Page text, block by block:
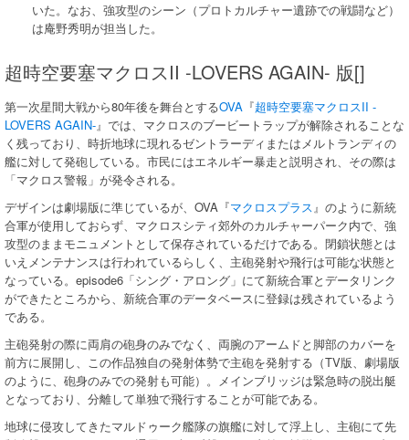
いた。なお、強攻型のシーン（プロトカルチャー遺跡での戦闘など）
は庵野秀明が担当した。
超時空要塞マクロスII -LOVERS AGAIN- 版[]
第一次星間大戦から80年後を舞台とするOVA 『超時空要塞マクロスII -
LOVERS AGAIN-』では、マクロスのブービートラップが解除されることな
く残っており、時折地球に現れるゼントラーディまたはメルトランディの
艦に対して発砲している。市民にはエネルギー暴走と説明され、その際は
「マクロス警報」が発令される。
デザインは劇場版に準じているが、OVA『マクロスプラス』のように新統
合軍が使用しておらず、マクロスシティ郊外のカルチャーパーク内で、強
攻型のままモニュメントとして保存されているだけである。閉鎖状態とは
いえメンテナンスは行われているらしく、主砲発射や飛行は可能な状態と
なっている。episode6「シング・アロング」にて新統合軍とデータリンク
ができたところから、新統合軍のデータベースに登録は残されているよう
である。
主砲発射の際に両肩の砲身のみでなく、両腕のアームドと脚部のカバーを
前方に展開し、この作品独自の発射体勢で主砲を発射する（TV版、劇場版
のように、砲身のみでの発射も可能）。メインブリッジは緊急時の脱出艇
となっており、分離して単独で飛行することが可能である。
地球に侵攻してきたマルドゥーク艦隊の旗艦に対して浮上し、主砲にて先